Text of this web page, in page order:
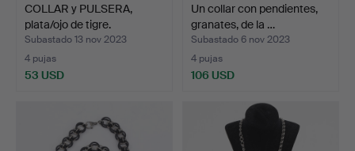
COLLAR y PULSERA,
plata/ojo de tigre.
Subastado 13 nov 2023
4 pujas
53 USD
Un collar con pendientes,
granates, de la …
Subastado 6 nov 2023
4 pujas
106 USD